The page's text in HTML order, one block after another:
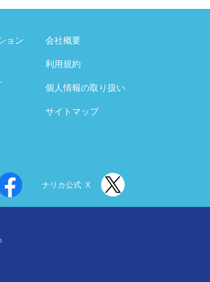
ョン 会社概要
利用規約
個人情報の取り扱い
サイトマップ
ナリカ公式 X